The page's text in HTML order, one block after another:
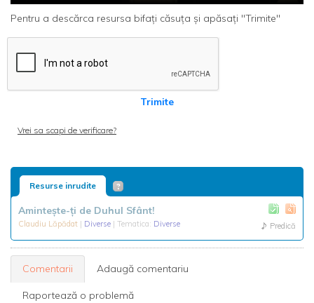
Pentru a descărca resursa bifați căsuța și apăsați "Trimite"
Trimite
Vrei sa scapi de verificare?
Resurse inrudite
Amintește-ți de Duhul Sfânt!
Claudiu Lăpădat | Diverse | Tematica: Diverse Predică
Comentarii Adaugă comentariu
Raportează o problemă